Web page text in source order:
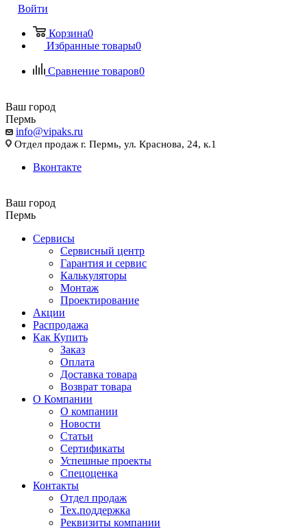
Войти
Корзина0
Избранные товары0
Сравнение товаров0
Ваш город
Пермь
info@vipaks.ru
Отдел продаж г. Пермь, ул. Краснова, 24, к.1
Вконтакте
Ваш город
Пермь
Сервисы
Сервисный центр
Гарантия и сервис
Калькуляторы
Монтаж
Проектирование
Акции
Распродажа
Как Купить
Заказ
Оплата
Доставка товара
Возврат товара
О Компании
О компании
Новости
Статьи
Сертификаты
Успешные проекты
Спецоценка
Контакты
Отдел продаж
Тех.поддержка
Реквизиты компании